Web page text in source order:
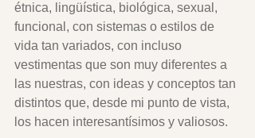
étnica, lingüística, biológica, sexual,
funcional, con sistemas o estilos de
vida tan variados, con incluso
vestimentas que son muy diferentes a
las nuestras, con ideas y conceptos tan
distintos que, desde mi punto de vista,
los hacen interesantísimos y valiosos.